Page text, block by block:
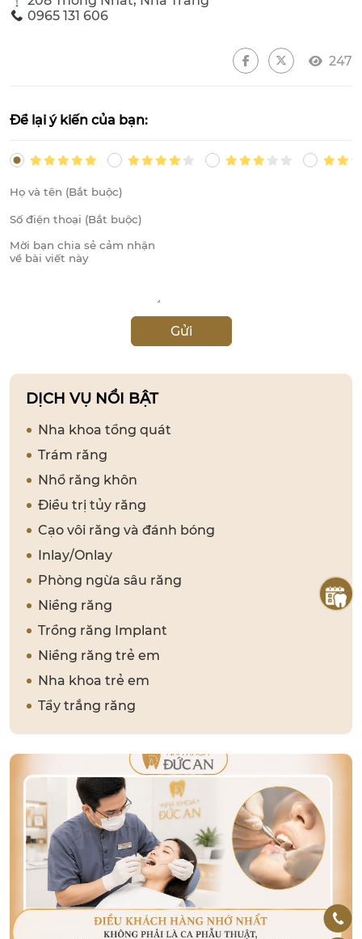
0965 131 606
247
Để lại ý kiến của bạn:
Gửi
DỊCH VỤ NỔI BẬT
Nha khoa tổng quát
Trám răng
Nhổ răng khôn
Điều trị tủy răng
Cạo vôi răng và đánh bóng
Inlay/Onlay
Phòng ngừa sâu răng
Niềng răng
Trồng răng Implant
Niềng răng trẻ em
Nha khoa trẻ em
Tẩy trắng răng